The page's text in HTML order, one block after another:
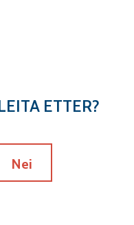
ETTER?
Nei